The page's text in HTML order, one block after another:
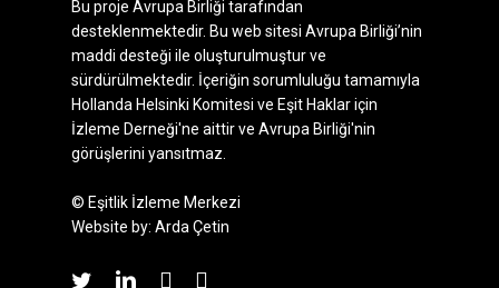
Bu proje Avrupa Birliği tarafından
desteklenmektedir. Bu web sitesi Avrupa Birliği’nin
maddi desteği ile oluşturulmuştur ve
sürdürülmektedir. İçeriğin sorumluluğu tamamıyla
Hollanda Helsinki Komitesi ve Eşit Haklar için
İzleme Derneği'ne aittir ve Avrupa Birliği'nin
görüşlerini yansıtmaz.
© Eşitlik İzleme Merkezi
Website by: Arda Çetin
twitterlinkedinyoutubeinstagram